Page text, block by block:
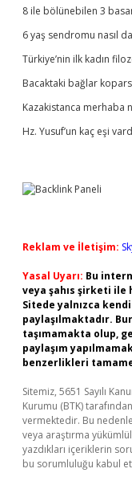
8 ile bölünebilen 3
6 yaş sendromu nasıl
Türkiye’nin ilk kadın
Bacaktaki bağlar
Kazakistanca merhaba
Hz. Yusuf’un kaç eşi
Reklam ve İletişim:
Yasal Uyarı: Bu
veya şahıs şirketi ile
Sitede yalnızca
paylaşılmaktadır.
taşımamakta olup,
paylaşım
benzerlikleri
Sitemiz, 5651 Sayılı
Kurumu (BTK)
vermektedir. Bu
veya araştırma
yazdıkları içeriklerin
bu sorumluluğu kabul